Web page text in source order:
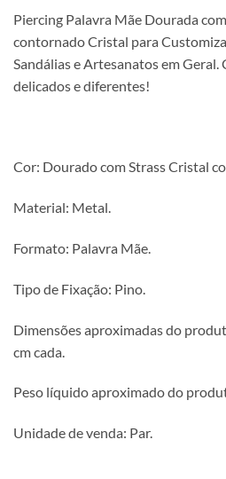
Piercing Palavra Mãe Dourada
contornado Cristal para
Sandálias e Artesanatos em Geral.
delicados e diferentes!
Cor: Dourado com Strass Cristal
Material: Metal.
Formato: Palavra Mãe.
Tipo de Fixação: Pino.
Dimensões aproximadas do
cm cada.
Peso líquido aproximado do
Unidade de venda: Par.